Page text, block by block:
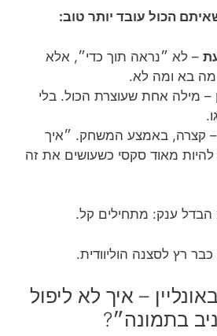
הכול עובד יותר טוב:
– לא ״נראה תוך כדי״, אלא
בא ומה לא.
– מילה אחת שעוצרת הכול. בלי
– קצרה, באמצע המשחק. ״איך
מאוד סקסי כשעושים את זה
הבדל ענק: מתחילים קל.
רץ לסצנה הוליוודית.
– איך לא ליפול
בתמונה״?